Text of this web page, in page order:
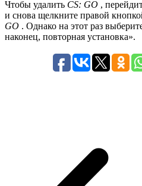
Чтобы удалить CS: GO ,
и снова щелкните правой
GO . Однако на этот раз
наконец, повторная установка».